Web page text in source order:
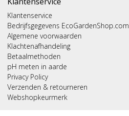
Klantenservice
Bedrijfsgegevens EcoGardenShop.com
Algemene voorwaarden
Klachtenafhandeling
Betaalmethoden
pH meten in aarde
Privacy Policy
Verzenden & retourneren
Webshopkeurmerk